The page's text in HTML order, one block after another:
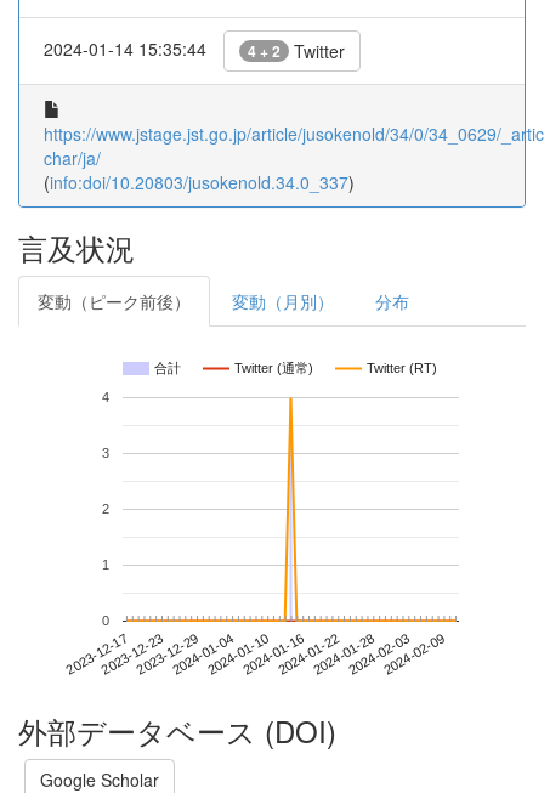
2024-01-14 15:35:44 4 + 2 Twitter
https://www.jstage.jst.go.jp/article/jusokenold/34/0/34_0629/
char/ja/
(info:doi/10.20803/jusokenold.34.0_337)
言及状況
変動（ピーク前後） 変動（月別） 分布
合計 Twitter (通常) Twitter (RT)
2023-12-172023-12-232023-12-292024-01-042024-01-102024-01-162024-01-222024-01-282024-02-032024-02-09
0
1
2
3
4
外部データベース (DOI)
Google Scholar